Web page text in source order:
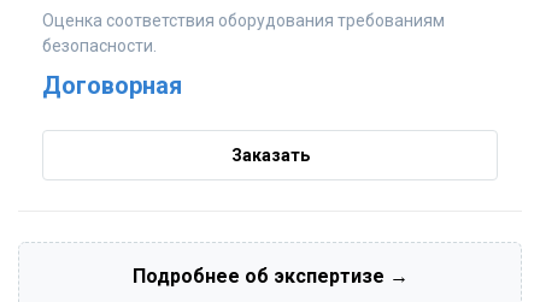
Оценка соответствия оборудования требованиям
безопасности.
Договорная
Заказать
Подробнее об экспертизе →